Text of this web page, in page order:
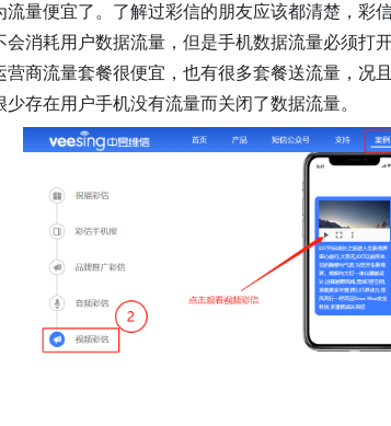
流量便宜了。了解过彩信的朋友应该都清楚，彩
会消耗用户数据流量，但是手机数据流量必须打开
营商流量套餐很便宜，也有很多套餐送流量，况
存在用户手机没有流量而关闭了数据流量。